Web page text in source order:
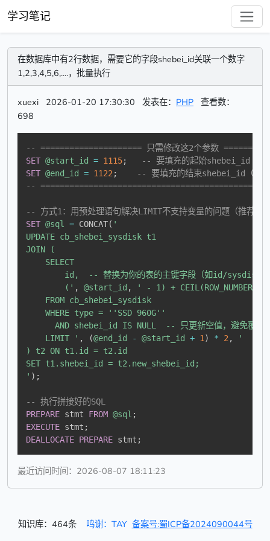
学习笔记
在数据库中有2行数据，需要它的字段shebei_id关联一个数字
1,2,3,4,5,6,....，批量执行
xuexi 2026-01-20 17:30:30 发表在： PHP 查看数：
698
-- ===================== 只需修改这2个参数
SET @start_id = 1115;
-- 要填充的起始shebei_id（比
SET @end_id = 1122 ;
-- 要填充的结束shebei_id（比
--
-- 方式1：用预处理语句解决LIMIT不支持变量的问题（推荐，
SET @sql = CONCAT( '
UPDATE cb_shebei_sysdisk t1
JOIN (
    SELECT
id,  -- 替换为你的表的主键字段（如id/
        ('
, @start_id ,
' - 1) +
    FROM cb_shebei_sysdisk
    WHERE type = ''SSD 960G''
AND shebei_id IS NULL  -- 只更新空值，避免覆盖
    LIMIT '
, (@end_id - @start_id + 1 ) * 2 ,
'  -- 自
) t2 ON t1.id = t2.id
SET t1.shebei_id = t2.new_shebei_id;
' ) ;
-- 执行拼接好的SQL
PREPARE stmt FROM @sql ;
EXECUTE stmt ;
DEALLOCATE PREPARE stmt ;
最近访问时间：2026-08-07 18:11:23
知识库：464条 鸣谢：TAY 备案号:蜀ICP备2024090044号